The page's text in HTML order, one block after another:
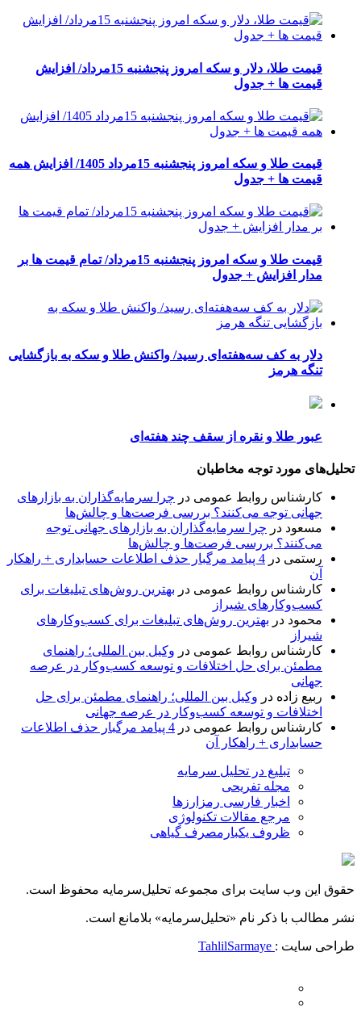
قیمت طلا، دلار و سکه امروز پنجشنبه 15مرداد/ افزایش
قیمت ها + جدول
قیمت طلا و سکه امروز پنجشنبه 15مرداد 1405/ افزایش همه
قیمت ها + جدول
قیمت طلا و سکه امروز پنجشنبه 15مرداد/ تمام قیمت ها بر
مدار افزایش + جدول
دلار به کف سه‌هفته‌ای رسید/ واکنش طلا و سکه به بازگشایی
تنگه هرمز
عبور طلا و نقره از سقف چند هفته‌ای
تحلیل‌های مورد توجه مخاطبان
کارشناس روابط عمومی در چرا سرمایه‌گذاران به بازارهای
جهانی توجه می‌کنند؟ بررسی فرصت‌ها و چالش‌ها
مسعود در چرا سرمایه‌گذاران به بازارهای جهانی توجه
می‌کنند؟ بررسی فرصت‌ها و چالش‌ها
رستمی در
4 پیامد مرگبار حذف اطلاعات حسابداری + راهکار
آن
کارشناس روابط عمومی در بهترین روش‌های تبلیغات برای
کسب‌وکارهای شیراز
محمود در بهترین روش‌های تبلیغات برای کسب‌وکارهای
شیراز
کارشناس روابط عمومی در وکیل بین المللی؛ راهنمای
مطمئن برای حل اختلافات و توسعه کسب‌وکار در عرصه
جهانی
ربیع زاده در وکیل بین المللی؛ راهنمای مطمئن برای حل
اختلافات و توسعه کسب‌وکار در عرصه جهانی
کارشناس روابط عمومی در
4 پیامد مرگبار حذف اطلاعات
حسابداری + راهکار آن
تبلیغ در تحلیل سرمایه
مجله تفریحی
اخبار فارسی رمزارزها
مرجع مقالات تکنولوژی
ظروف یکبارمصرف گیاهی
حقوق این وب سایت برای مجموعه تحلیل‌سرمایه محفوظ است.
نشر مطالب با ذکر نام «تحلیل‌سرمایه» بلامانع است.
طراحی سایت :